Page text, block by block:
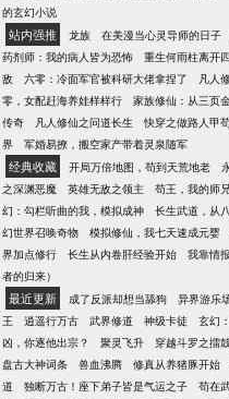
的玄幻小说
站内强推 龙族 在美漫当心灵导师的日子
药剂师：我的病人皆为恐怖
重生何雨柱离开
敌
六零：冷面军官被科研大佬拿捏了 凡人
零，女配赶海养娃样样行
家族修仙：从三页
传奇
凡人修仙之问道长生 快穿之做路人甲
界
军婚易撩，搬空家产带着灵泉随军
经典收藏 开局万倍地图，苟到天荒地老
之深渊恶魔
英雄无敌之领主 苟王，我的师
幻：勾栏听曲的我，模拟成神
长生武道，从
幻世界召唤奇物
模拟修仙，我七天速成元婴
界加点修行
长生从内卷肝经验开始 我靠情
者的归来）
最近更新 成了反派却想当舔狗 异界游乐
王
逍遥行万古 武界修道 神级卡徒 玄幻
凶，你逐他出宗？
聚灵飞升 穿越斗罗之擂
盘古大神词条
兽血沸腾 修真从养猪豚开始
道
独断万古！座下弟子皆是气运之子 苟在